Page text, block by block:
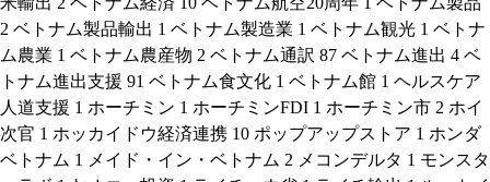
2 ベトナム製品輸出 1 ベトナム製造業 1 ベトナム観光 1 ベトナ
ム農業 1 ベトナム農産物 2 ベトナム通訳 87 ベトナム進出 4 ベ
トナム進出支援 91 ベトナム食文化 1 ベトナム館 1 ヘルスケア
人道支援 1 ホーチミン 1 ホーチミンFDI 1 ホーチミン市 2 ホイ
次官 1 ホッカイドウ経済連携 10 ポップアップストア 1 ホンダ
ベトナム 1 メイド・イン・ベトナム 2 メコンデルタ 1 モンスタ